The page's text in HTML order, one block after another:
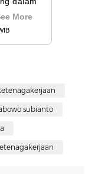
subianto